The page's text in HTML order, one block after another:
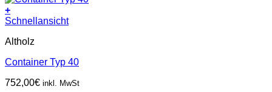
+
Schnellansicht
Altholz
Container Typ 40
752,00€ inkl. MwSt